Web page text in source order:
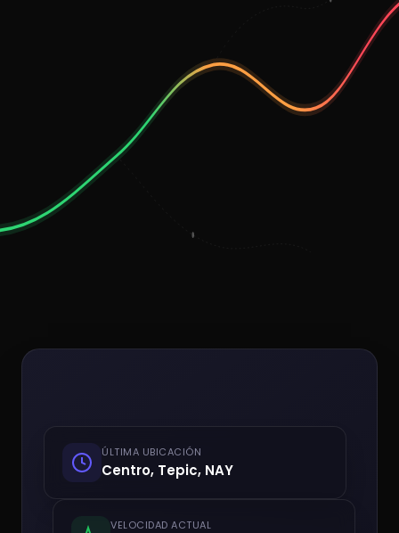
ÚLTIMA UBICACIÓN
Centro, Tepic, NAY
VELOCIDAD ACTUAL